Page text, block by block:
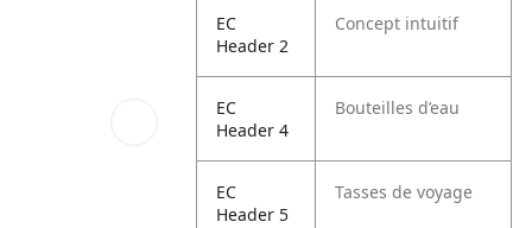
EC
Header 2
Concept intuitif
EC
Header 4
Bouteilles d’eau
EC
Header 5
Tasses de voyage